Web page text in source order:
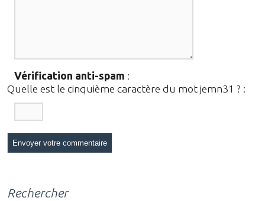
Vérification anti-spam :
Quelle est le cinquième caractère du mot jemn31 ? :
Rechercher